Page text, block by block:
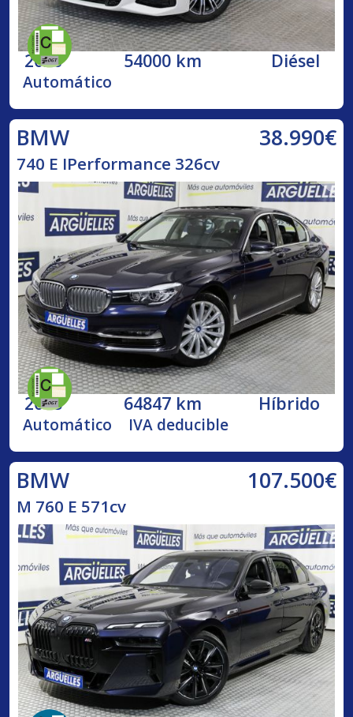
2020 54000 km Diésel
Automático
BMW 38.990€
740 E IPerformance 326cv
2018 64847 km Híbrido
Automático IVA deducible
BMW 107.500€
M 760 E 571cv